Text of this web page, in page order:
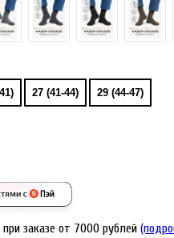
27 (41-44) 29 (44-47)
заказе от 7000 рублей